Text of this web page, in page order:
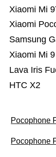
HTC X2
Lava Iris
Xiaomi Mi 9
Samsung
Xiaomi
Xiaomi Mi
Pocophone
Pocophone